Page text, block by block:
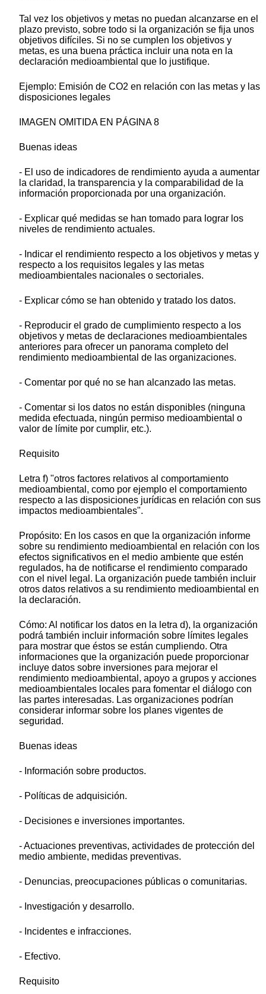
Tal vez los objetivos y metas no puedan alcanzarse en el
plazo previsto, sobre todo si la organización se fija unos
objetivos difíciles. Si no se cumplen los objetivos y
metas, es una buena práctica incluir una nota en la
declaración medioambiental que lo justifique.
Ejemplo: Emisión de CO2 en relación con las metas y las
disposiciones legales
IMAGEN OMITIDA EN PÁGINA 8
Buenas ideas
- El uso de indicadores de rendimiento ayuda a aumentar
la claridad, la transparencia y la comparabilidad de la
información proporcionada por una organización.
- Explicar qué medidas se han tomado para lograr los
niveles de rendimiento actuales.
- Indicar el rendimiento respecto a los objetivos y metas y
respecto a los requisitos legales y las metas
medioambientales nacionales o sectoriales.
- Explicar cómo se han obtenido y tratado los datos.
- Reproducir el grado de cumplimiento respecto a los
objetivos y metas de declaraciones medioambientales
anteriores para ofrecer un panorama completo del
rendimiento medioambiental de las organizaciones.
- Comentar por qué no se han alcanzado las metas.
- Comentar si los datos no están disponibles (ninguna
medida efectuada, ningún permiso medioambiental o
valor de límite por cumplir, etc.).
Requisito
Letra f) "otros factores relativos al comportamiento
medioambiental, como por ejemplo el comportamiento
respecto a las disposiciones jurídicas en relación con sus
impactos medioambientales".
Propósito: En los casos en que la organización informe
sobre su rendimiento medioambiental en relación con los
efectos significativos en el medio ambiente que estén
regulados, ha de notificarse el rendimiento comparado
con el nivel legal. La organización puede también incluir
otros datos relativos a su rendimiento medioambiental en
la declaración.
Cómo: Al notificar los datos en la letra d), la organización
podrá también incluir información sobre límites legales
para mostrar que éstos se están cumpliendo. Otra
informaciones que la organización puede proporcionar
incluye datos sobre inversiones para mejorar el
rendimiento medioambiental, apoyo a grupos y acciones
medioambientales locales para fomentar el diálogo con
las partes interesadas. Las organizaciones podrían
considerar informar sobre los planes vigentes de
seguridad.
Buenas ideas
- Información sobre productos.
- Políticas de adquisición.
- Decisiones e inversiones importantes.
- Actuaciones preventivas, actividades de protección del
medio ambiente, medidas preventivas.
- Denuncias, preocupaciones públicas o comunitarias.
- Investigación y desarrollo.
- Incidentes e infracciones.
- Efectivo.
Requisito